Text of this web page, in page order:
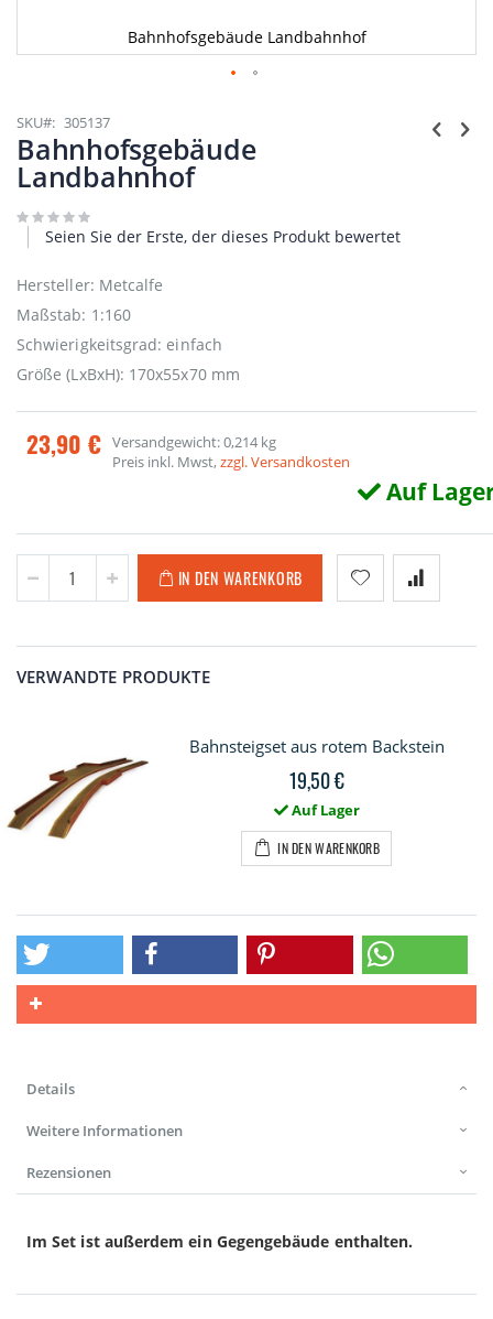
Bahnhofsgebäude Landbahnhof
Anfang
der
Bildgalerie
springen
SKU 305137
Bahnhofsgebäude
Landbahnhof
Seien Sie der Erste, der dieses Produkt bewertet
Hersteller: Metcalfe
Maßstab: 1:160
Schwierigkeitsgrad: einfach
Größe (LxBxH): 170x55x70 mm
23,90 € Versandgewicht: 0,214 kg
Preis inkl. Mwst,zzgl. Versandkosten
Auf
IN DEN WARENKORB
VERWANDTE PRODUKTE
Bahnsteigset aus rotem Backstein
19,50 €
Auf Lager
IN DEN WARENKORB
Details
Weitere Informationen
Rezensionen
Im Set ist außerdem ein Gegengebäude enthalten.